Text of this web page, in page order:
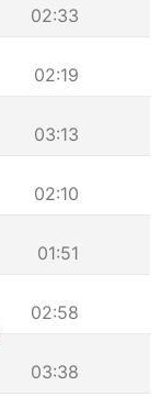
02:33
02:19
03:13
02:10
01:51
02:58
03:38